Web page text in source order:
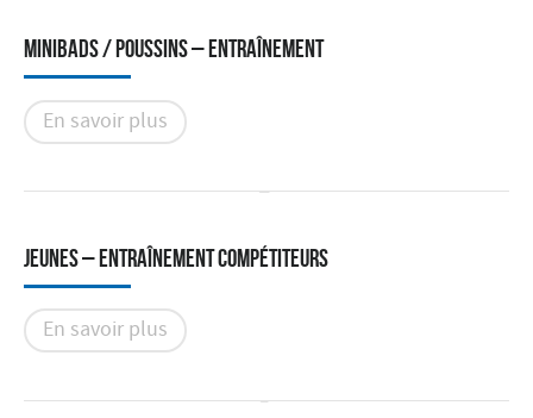
Minibads / Poussins – Entraînement
En savoir plus
Jeunes – Entraînement compétiteurs
En savoir plus